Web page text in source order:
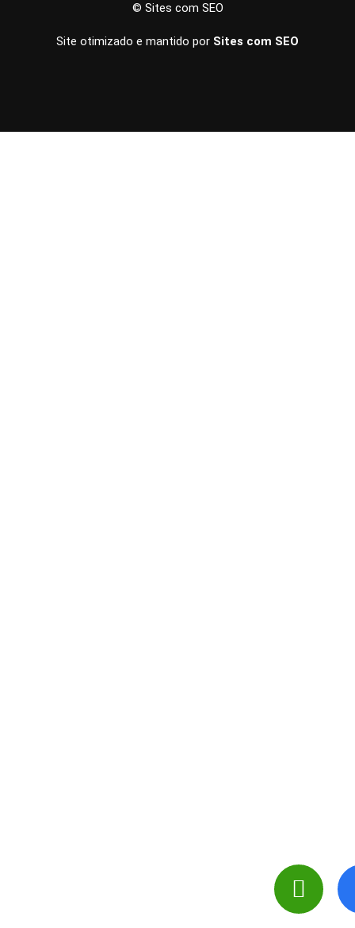
© Sites com SEO
Site otimizado e mantido por Sites com SEO